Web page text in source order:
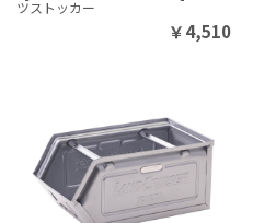
ツストッカー
￥4,510